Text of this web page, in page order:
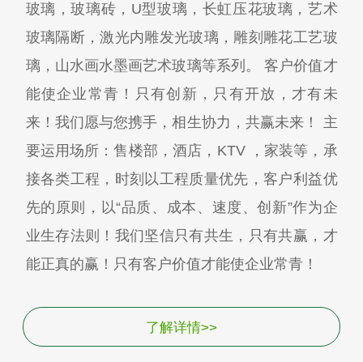
玻璃，玻璃砖，U型玻璃，长虹压花玻璃，艺术
玻璃隔断，激光内雕发光玻璃，雕刻雕花工艺玻
璃，山水画水墨画艺术玻璃等系列。 客户价值才
能使企业常青！只有创新，只有开放，才有未
来！我们愿与您携手，相生协力，共赢未来！ 主
要运用场所：售楼部，酒店，KTV ，家装等，承
接各类工程，时刻以工程质量优先，客户利益优
先的原则，以“品质、成本、速度、创新”作为企
业生存法则！我们坚信只有共生，只有共赢，才
能正真的赢！只有客户价值才能使企业常青！
了解详情>>